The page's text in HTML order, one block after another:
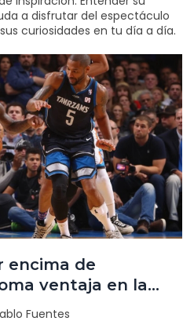
a disfrutar del espectáculo
curiosidades en tu día a día.
encima de
ventaja en la
Fuentes